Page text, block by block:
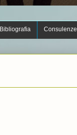
Bibliografia Consulenze